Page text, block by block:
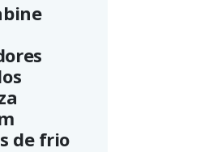
de frio